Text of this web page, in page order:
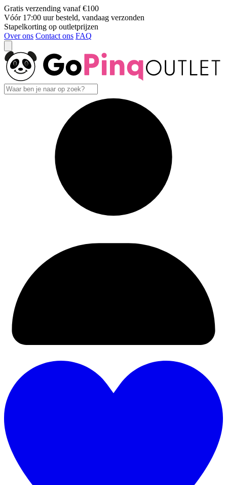
Gratis verzending vanaf €100
Vóór 17:00 uur besteld, vandaag verzonden
Stapelkorting op outletprijzen
Over ons Contact ons FAQ